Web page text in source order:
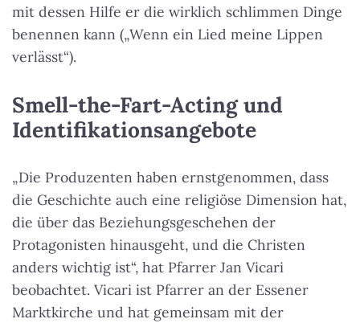
mit dessen Hilfe er die wirklich schlimmen Dinge
benennen kann („Wenn ein Lied meine Lippen
verlässt“).
Smell-the-Fart-Acting und
Identifikationsangebote
„Die Produzenten haben ernstgenommen, dass
die Geschichte auch eine religiöse Dimension hat,
die über das Beziehungsgeschehen der
Protagonisten hinausgeht, und die Christen
anders wichtig ist“, hat Pfarrer Jan Vicari
beobachtet. Vicari ist Pfarrer an der Essener
Marktkirche und hat gemeinsam mit der